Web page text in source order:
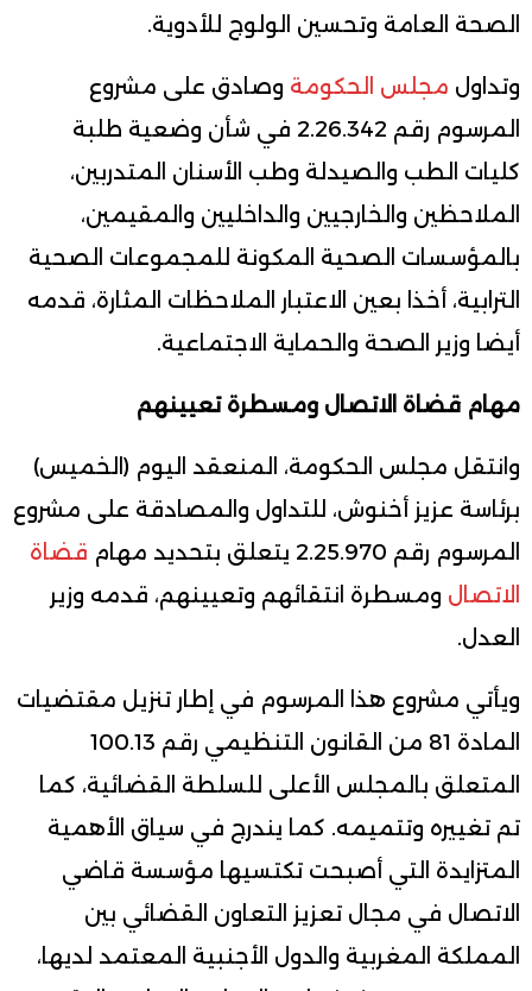
الصحة العامة وتحسين الولوج للأدوية.
وتداول مجلس الحكومة وصادق على مشروع
المرسوم رقم 2.26.342 في شأن وضعية طلبة
كليات الطب والصيدلة وطب الأسنان المتدربين،
الملاحظين والخارجيين والداخليين والمقيمين،
بالمؤسسات الصحية المكونة للمجموعات الصحية
الترابية، أخذا بعين الاعتبار الملاحظات المثارة، قدمه
أيضا وزير الصحة والحماية الاجتماعية.
مهام قضاة الاتصال ومسطرة تعيينهم
وانتقل مجلس الحكومة، المنعقد اليوم (الخميس)
برئاسة عزيز أخنوش، للتداول والمصادقة على مشروع
المرسوم رقم 2.25.970 يتعلق بتحديد مهام
قضاة
الاتصال ومسطرة انتقائهم وتعيينهم، قدمه وزير
العدل.
ويأتي مشروع هذا المرسوم في إطار تنزيل مقتضيات
المادة 81 من القانون التنظيمي رقم 100.13
المتعلق بالمجلس الأعلى للسلطة القضائية، كما
تم تغييره وتتميمه. كما يندرج في سياق الأهمية
المتزايدة التي أصبحت تكتسيها مؤسسة قاضي
الاتصال في مجال تعزيز التعاون القضائي بين
المملكة المغربية والدول الأجنبية المعتمد لديها،